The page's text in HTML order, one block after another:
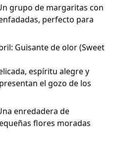
grupo de margaritas con
perfecto para
Guisante de olor (Sweet
espíritu alegre y
el gozo de los
enredadera de
flores moradas